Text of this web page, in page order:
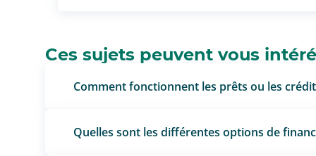
Ces sujets peuvent vous
Comment fonctionnent les prêts ou les
Quelles sont les différentes options de